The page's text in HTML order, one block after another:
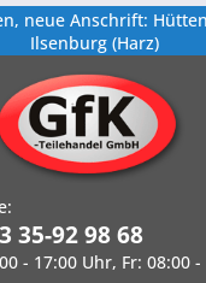
neue Anschrift:
Ilsenburg (Harz)
35-92 98 68
- 17:00 Uhr, Fr: 08:00